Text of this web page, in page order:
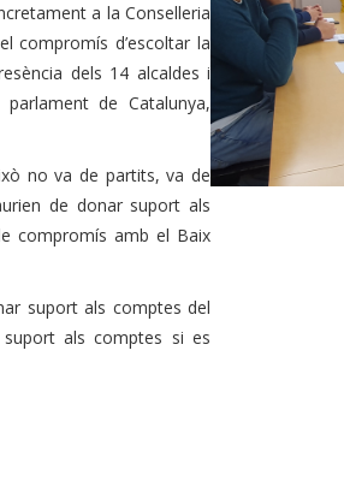
a la Conselleria
compromís d’escoltar la
dels 14 alcaldes i
de Catalunya,
no va de partits, va de
de donar suport als
compromís amb el Baix
suport als comptes del
als comptes si es